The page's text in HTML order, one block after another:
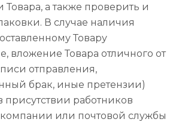
Товара, а также проверить и
В случае наличия
Товару
вложение Товара отличного от
отправления,
брак, иные претензии)
присутствии работников
или почтовой службы